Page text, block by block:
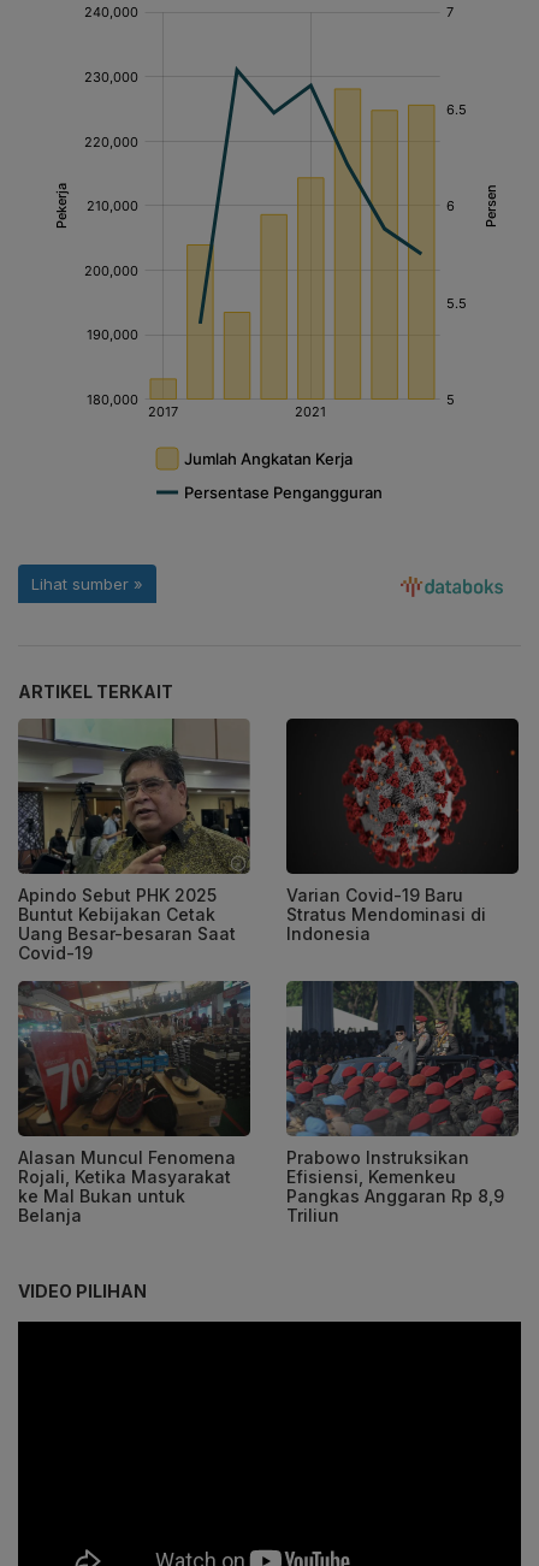
ARTIKEL TERKAIT
Apindo Sebut PHK 2025
Buntut Kebijakan Cetak
Uang Besar-besaran Saat
Covid-19
Varian Covid-19 Baru
Stratus Mendominasi di
Indonesia
Alasan Muncul Fenomena
Rojali, Ketika Masyarakat
ke Mal Bukan untuk
Belanja
Prabowo Instruksikan
Efisiensi, Kemenkeu
Pangkas Anggaran Rp 8,9
Triliun
VIDEO PILIHAN